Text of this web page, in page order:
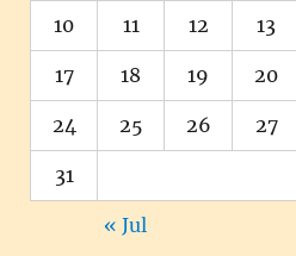
10 11 12 13
17 18 19 20
24 25 26 27
31
« Jul